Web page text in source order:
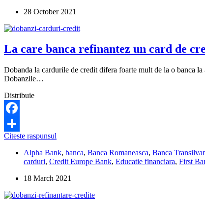
carduri
credit?
28 October 2021
La care banca refinantez un card de
Dobanda la cardurile de credit difera foarte mult de la o banca
Dobanzile…
Distribuie
Facebook
Share
Citeste raspunsul
banca
refinantez
card
credit
Alpha Bank, banca, Banca Romaneasca, Banca
carduri, Credit Europe Bank, Educatie financiara, First
18 March 2021